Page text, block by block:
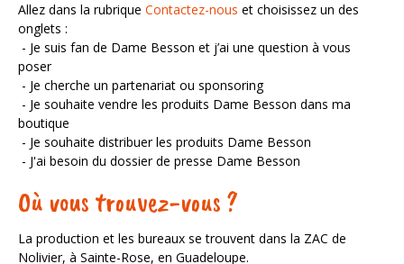
Allez dans la rubrique Contactez-nous et choisissez un des
onglets :
- Je suis fan de Dame Besson et j’ai une question à vous
poser
- Je cherche un partenariat ou sponsoring
- Je souhaite vendre les produits Dame Besson dans ma
boutique
- Je souhaite distribuer les produits Dame Besson
- J'ai besoin du dossier de presse Dame Besson
Où vous trouvez-vous ?
La production et les bureaux se trouvent dans la ZAC de
Nolivier, à Sainte-Rose, en Guadeloupe.